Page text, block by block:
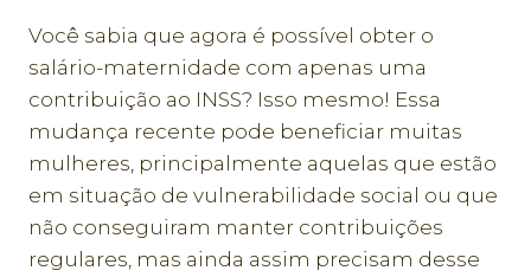
Você sabia que agora é possível obter o
salário-maternidade com apenas uma
contribuição ao INSS? Isso mesmo! Essa
mudança recente pode beneficiar muitas
mulheres, principalmente aquelas que estão
em situação de vulnerabilidade social ou que
não conseguiram manter contribuições
regulares, mas ainda assim precisam desse